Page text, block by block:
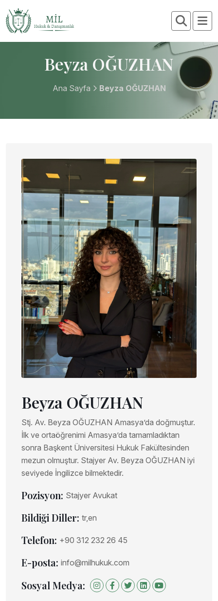
Beyza OĞUZHAN
Ana Sayfa Beyza OĞUZHAN
Beyza OĞUZHAN
Stj. Av. Beyza OĞUZHAN Amasya’da doğmuştur.
İlk ve ortaöğrenimi Amasya’da tamamladıktan
sonra Başkent Üniversitesi Hukuk Fakültesinden
mezun olmuştur. Stajyer Av. Beyza OĞUZHAN iyi
seviyede İngilizce bilmektedir.
Pozisyon: Stajyer Avukat
Bildiği Diller: tr,en
Telefon: +90 312 232 26 45
E-posta: info@milhukuk.com
Sosyal Medya: